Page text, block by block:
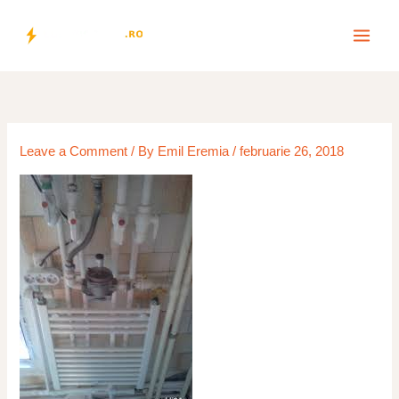
content
Leave a Comment / By Emil Eremia/februarie 26, 2018